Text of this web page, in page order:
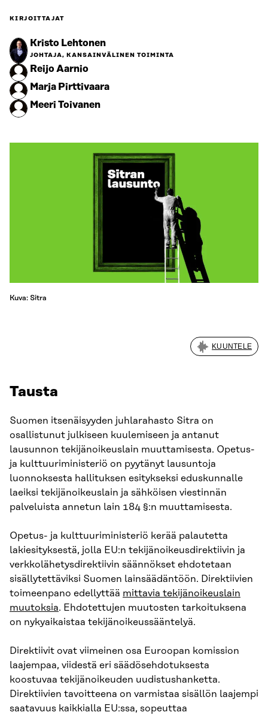
KIRJOITTAJAT
Kristo Lehtonen
JOHTAJA, KANSAINVÄLINEN TOIMINTA
Reijo Aarnio
Marja Pirttivaara
Meeri Toivanen
Kuva: Sitra
KUUNTELE
Tausta
Suomen itsenäisyyden juhlarahasto Sitra on
osallistunut julkiseen kuulemiseen ja antanut
lausunnon tekijänoikeuslain muuttamisesta. Opetus-
ja kulttuuriministeriö on pyytänyt lausuntoja
luonnoksesta hallituksen esitykseksi eduskunnalle
laeiksi tekijänoikeuslain ja sähköisen viestinnän
palveluista annetun lain 184 §:n muuttamisesta.
Opetus- ja kulttuuriministeriö kerää palautetta
lakiesityksestä, jolla EU:n tekijänoikeusdirektiivin ja
verkkolähetysdirektiivin säännökset ehdotetaan
sisällytettäviksi Suomen lainsäädäntöön. Direktiivien
toimeenpano edellyttää mittavia tekijänoikeuslain
muutoksia. Ehdotettujen muutosten tarkoituksena
on nykyaikaistaa tekijänoikeussääntelyä.
Direktiivit ovat viimeinen osa Euroopan komission
laajempaa, viidestä eri säädösehdotuksesta
koostuvaa tekijänoikeuden uudistushanketta.
Direktiivien tavoitteena on varmistaa sisällön laajempi
saatavuus kaikkialla EU:ssa, sopeuttaa